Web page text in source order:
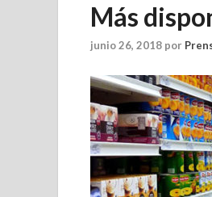
Más
junio 26, 2018 por